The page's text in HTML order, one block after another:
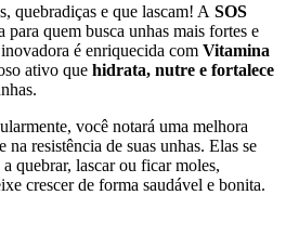
quebradiças e que lascam! A SOS
para quem busca unhas mais fortes e
é enriquecida com Vitamina
ativo que hidrata, nutre e fortalece
você notará uma melhora
resistência de suas unhas. Elas se
quebrar, lascar ou ficar moles,
crescer de forma saudável e bonita.